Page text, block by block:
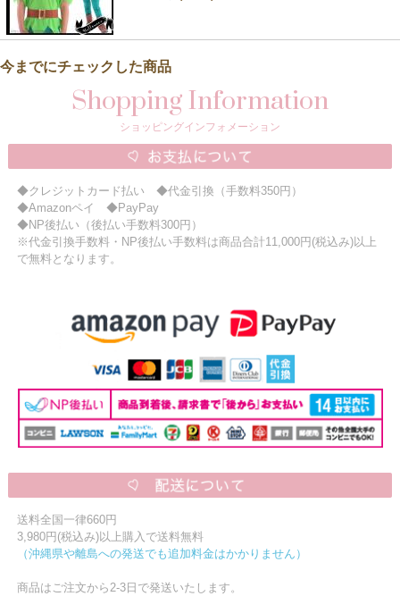
今までにチェックした商品
Shopping Information
ショッピングインフォメーション
◆クレジットカード払い ◆代金引換（手数料350円）
◆Amazonペイ ◆PayPay
◆NP後払い（後払い手数料300円）
※代金引換手数料・NP後払い手数料は商品合計11,000円(税込み)以上
で無料となります。
送料全国一律660円
3,980円(税込み)以上購入で送料無料
（沖縄県や離島への発送でも追加料金はかかりません）
商品はご注文から2-3日で発送いたします。